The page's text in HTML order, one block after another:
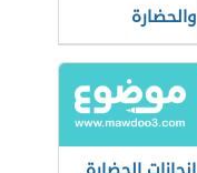
والحضارة